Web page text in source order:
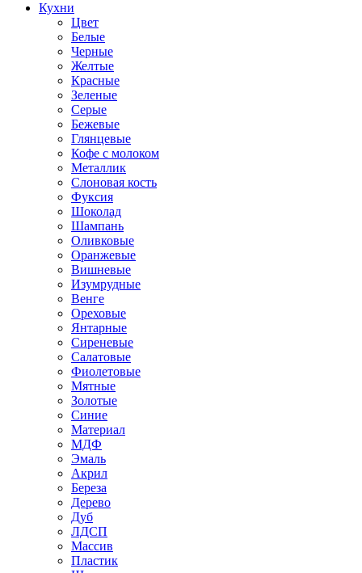
Кухни
Цвет
Белые
Черные
Желтые
Красные
Зеленые
Серые
Бежевые
Глянцевые
Кофе с молоком
Металлик
Слоновая кость
Фуксия
Шоколад
Шампань
Оливковые
Оранжевые
Вишневые
Изумрудные
Венге
Ореховые
Янтарные
Сиреневые
Салатовые
Фиолетовые
Мятные
Золотые
Синие
Материал
МДФ
Эмаль
Акрил
Береза
Дерево
Дуб
ЛДСП
Массив
Пластик